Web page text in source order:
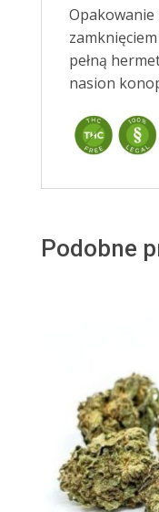
Opakowanie
pełną
nasion
Podobne